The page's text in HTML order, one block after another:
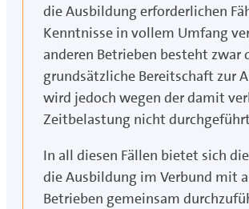
die Ausbildung erforderlichen
Kenntnisse in vollem Umfang
anderen Betrieben besteht zwar
grundsätzliche Bereitschaft zur
wird jedoch wegen der damit
Zeitbelastung nicht
In all diesen Fällen bietet sich
die Ausbildung im Verbund mit
Betrieben gemeinsam